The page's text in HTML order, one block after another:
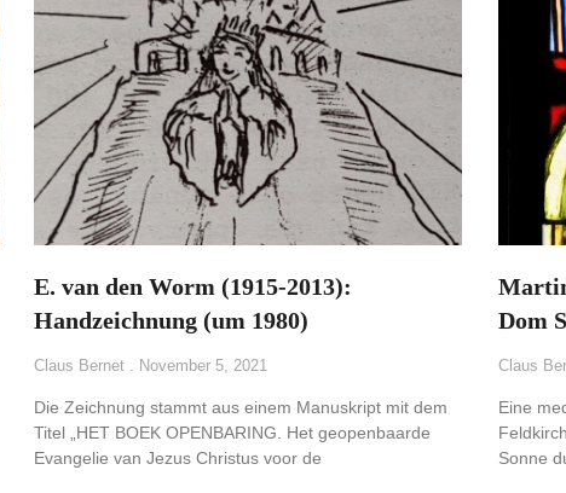
E. van den Worm (1915-2013):
Handzeichnung (um 1980)
Claus Bernet November 5, 2021
Die Zeichnung stammt aus einem Manuskript mit dem
Titel „HET BOEK OPENBARING. Het geopenbaarde
Evangelie van Jezus Christus voor de
Dom
Claus
Eine
Sonne